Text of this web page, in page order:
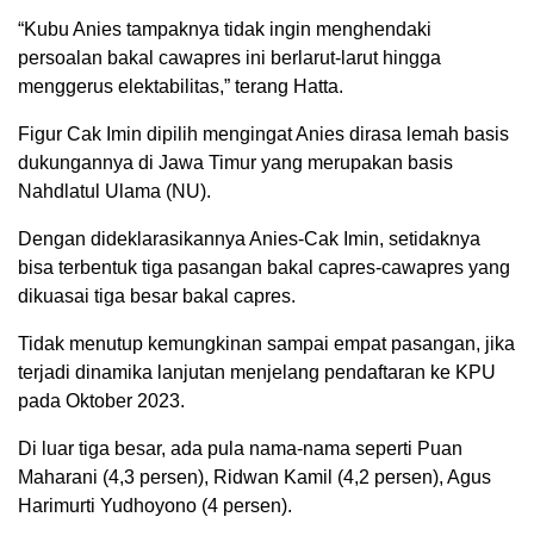
“Kubu Anies tampaknya tidak ingin menghendaki
persoalan bakal cawapres ini berlarut-larut hingga
menggerus elektabilitas,” terang Hatta.
Figur Cak Imin dipilih mengingat Anies dirasa lemah basis
dukungannya di Jawa Timur yang merupakan basis
Nahdlatul Ulama (NU).
Dengan dideklarasikannya Anies-Cak Imin, setidaknya
bisa terbentuk tiga pasangan bakal capres-cawapres yang
dikuasai tiga besar bakal capres.
Tidak menutup kemungkinan sampai empat pasangan, jika
terjadi dinamika lanjutan menjelang pendaftaran ke KPU
pada Oktober 2023.
Di luar tiga besar, ada pula nama-nama seperti Puan
Maharani (4,3 persen), Ridwan Kamil (4,2 persen), Agus
Harimurti Yudhoyono (4 persen).